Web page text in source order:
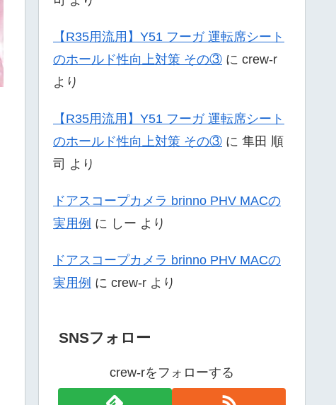
【R35用流用】Y51 フーガ 運転席シート
のホールド性向上対策 その③ に crew-r
より
【R35用流用】Y51 フーガ 運転席シート
のホールド性向上対策 その③ に 隼田 順
司 より
ドアスコープカメラ brinno PHV MACの
実用例 に しー より
ドアスコープカメラ brinno PHV MACの
実用例 に crew-r より
SNSフォロー
crew-rをフォローする